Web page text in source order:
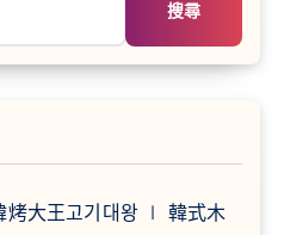
大王고기대왕 ∣ 韓式木